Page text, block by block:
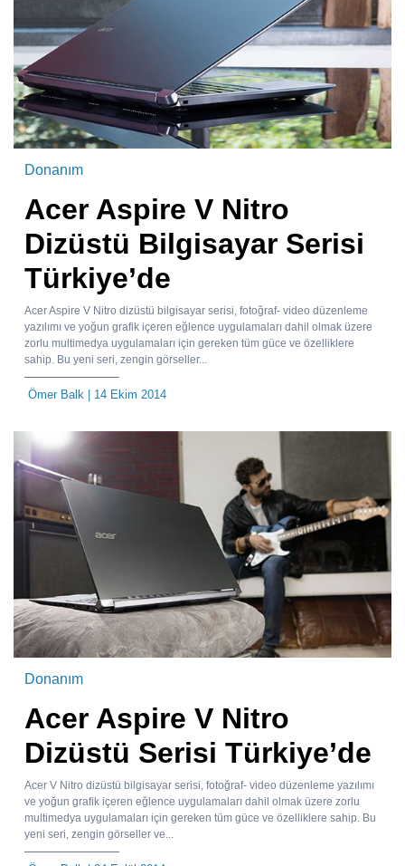
Donanım
Acer Aspire V Nitro
Dizüstü Bilgisayar Serisi
Türkiye’de
Acer Aspire V Nitro dizüstü bilgisayar serisi, fotoğraf- video düzenleme
yazılımı ve yoğun grafik içeren eğlence uygulamaları dahil olmak üzere
zorlu multimedya uygulamaları için gereken tüm güce ve özelliklere
sahip. Bu yeni seri, zengin görseller...
Ömer Balk | 14 Ekim 2014
Donanım
Acer Aspire V Nitro
Dizüstü Serisi Türkiye’de
Acer V Nitro dizüstü bilgisayar serisi, fotoğraf- video düzenleme yazılımı
ve yoğun grafik içeren eğlence uygulamaları dahil olmak üzere zorlu
multimedya uygulamaları için gereken tüm güce ve özelliklere sahip. Bu
yeni seri, zengin görseller ve...